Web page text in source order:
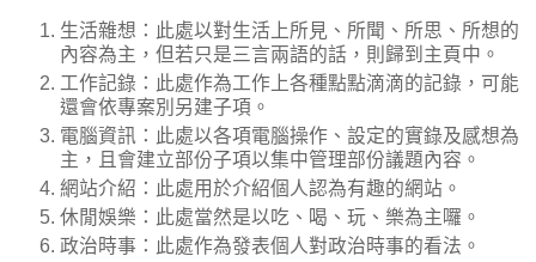
生活雜想：此處以對生活上所見、所聞、所思、所想的
內容為主，但若只是三言兩語的話，則歸到主頁中。
工作記錄：此處作為工作上各種點點滴滴的記錄，可能
還會依專案別另建子項。
電腦資訊：此處以各項電腦操作、設定的實錄及感想為
主，且會建立部份子項以集中管理部份議題內容。
網站介紹：此處用於介紹個人認為有趣的網站。
休閒娛樂：此處當然是以吃、喝、玩、樂為主囉。
政治時事：此處作為發表個人對政治時事的看法。